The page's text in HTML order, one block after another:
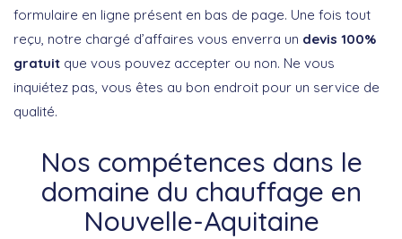
formulaire en ligne présent en bas de page. Une fois tout
reçu, notre chargé d’affaires vous enverra un devis 100%
gratuit que vous pouvez accepter ou non. Ne vous
inquiétez pas, vous êtes au bon endroit pour un service de
qualité.
Nos compétences dans le
domaine du chauffage en
Nouvelle-Aquitaine